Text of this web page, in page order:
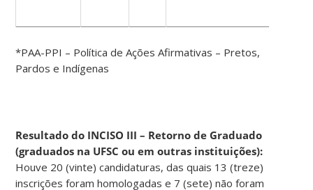
*PAA-PPI – Política de Ações Afirmativas – Pretos,
Pardos e Indígenas
Resultado do INCISO III – Retorno de Graduado
(graduados na UFSC ou em outras instituições):
Houve 20 (vinte) candidaturas, das quais 13 (treze)
inscrições foram homologadas e 7 (sete) não foram